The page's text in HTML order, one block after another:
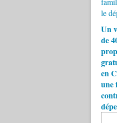
Un
de
en
une